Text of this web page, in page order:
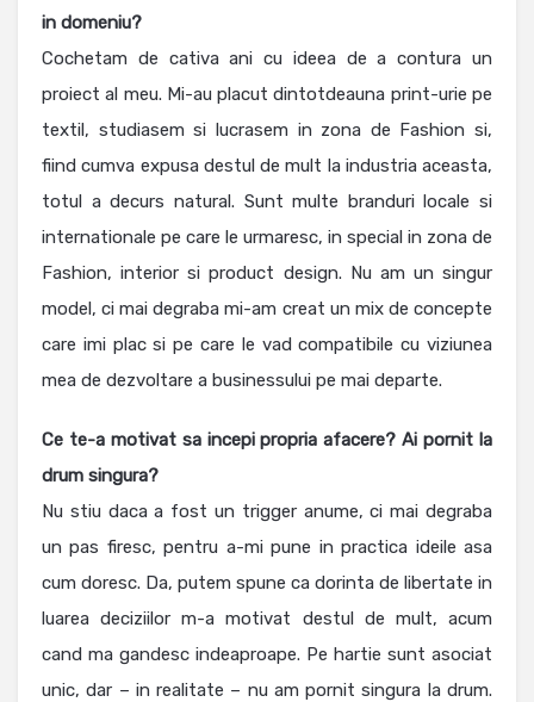
in domeniu?
Cochetam de cativa ani cu ideea de a contura un
proiect al meu. Mi-au placut dintotdeauna print-urie pe
textil, studiasem si lucrasem in zona de Fashion si,
fiind cumva expusa destul de mult la industria aceasta,
totul a decurs natural. Sunt multe branduri locale si
internationale pe care le urmaresc, in special in zona de
Fashion, interior si product design. Nu am un singur
model, ci mai degraba mi-am creat un mix de concepte
care imi plac si pe care le vad compatibile cu viziunea
mea de dezvoltare a businessului pe mai departe.
Ce te-a motivat sa incepi propria afacere? Ai pornit la
drum singura?
Nu stiu daca a fost un trigger anume, ci mai degraba
un pas firesc, pentru a-mi pune in practica ideile asa
cum doresc. Da, putem spune ca dorinta de libertate in
luarea deciziilor m-a motivat destul de mult, acum
cand ma gandesc indeaproape. Pe hartie sunt asociat
unic, dar – in realitate – nu am pornit singura la drum.